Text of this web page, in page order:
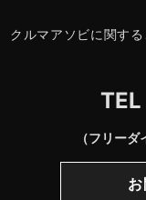
クルマアソビに関す
TEL
（フリー